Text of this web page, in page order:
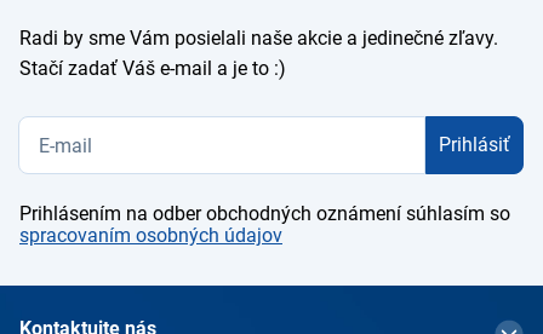
Radi by sme Vám posielali naše akcie a jedinečné zľavy.
Stačí zadať Váš e-mail a je to :)
Prihlásiť
Prihlásením na odber obchodných oznámení súhlasím so
spracovaním osobných údajov
Kontaktujte nás